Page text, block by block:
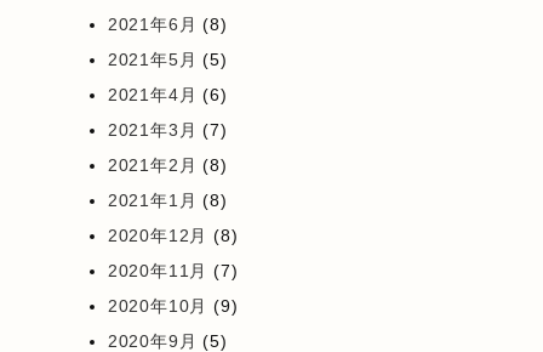
2021年6月 (8)
2021年5月 (5)
2021年4月 (6)
2021年3月 (7)
2021年2月 (8)
2021年1月 (8)
2020年12月 (8)
2020年11月 (7)
2020年10月 (9)
2020年9月 (5)